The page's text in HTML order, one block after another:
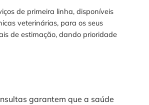
de primeira linha, disponíveis
veterinárias, para os seus
de estimação, dando prioridade
garantem que a saúde